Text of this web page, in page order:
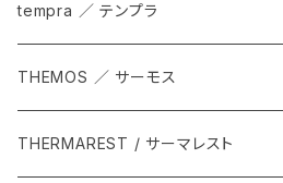
tempra ／ テンプラ
THEMOS ／ サーモス
THERMAREST / サーマレスト